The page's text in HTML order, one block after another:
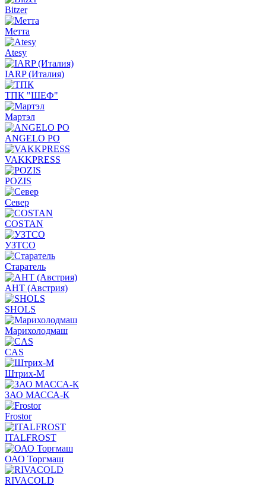
Bitzer
Метта
Atesy
IARP (Италия)
ТПК "ШЕФ"
Мартэл
ANGELO PO
VAKKPRESS
POZIS
Север
COSTAN
УЗТСО
Старатель
АНТ (Австрия)
SHOLS
Марихолодмаш
CAS
Штрих-М
ЗАО МАССА-К
Frostor
ITALFROST
ОАО Торгмаш
RIVACOLD